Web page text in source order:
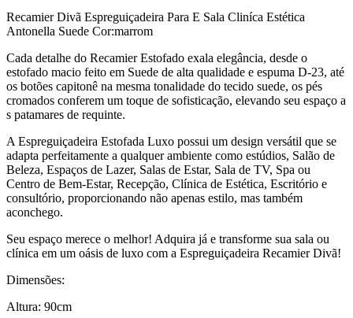
Recamier Divã Espreguiçadeira Para E Sala Cliníca Estética
Antonella Suede Cor:marrom
Cada detalhe do Recamier Estofado exala elegância, desde o
estofado macio feito em Suede de alta qualidade e espuma D-23, até
os botões capitonê na mesma tonalidade do tecido suede, os pés
cromados conferem um toque de sofisticação, elevando seu espaço a
s patamares de requinte.
A Espreguiçadeira Estofada Luxo possui um design versátil que se
adapta perfeitamente a qualquer ambiente como estúdios, Salão de
Beleza, Espaços de Lazer, Salas de Estar, Sala de TV, Spa ou
Centro de Bem-Estar, Recepção, Clínica de Estética, Escritório e
consultório, proporcionando não apenas estilo, mas também
aconchego.
Seu espaço merece o melhor! Adquira já e transforme sua sala ou
clínica em um oásis de luxo com a Espreguiçadeira Recamier Divã!
Dimensões:
Altura: 90cm